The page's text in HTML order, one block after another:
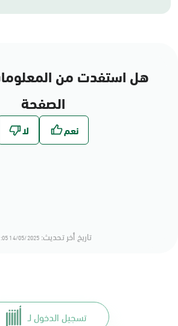
هل استفدت من
الصفحة
تاريخ أخر تحديث: 14/05/2025 11:05
تسجيل الدخول لـ